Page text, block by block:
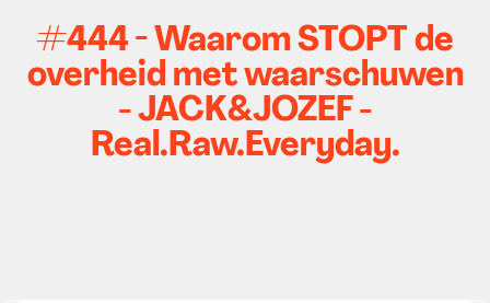
#444 - Waarom STOPT de
overheid met waarschuwen
- JACK&JOZEF -
Real.Raw.Everyday.